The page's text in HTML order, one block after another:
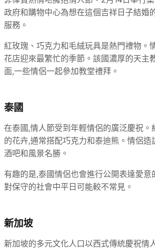
政府和購物中心為想在這個吉祥日子結婚
服務。
紅玫瑰、巧克力和毛絨玩具是熱門禮物。
花店迎來最繁忙的季節。該國濃厚的天主
面,一些情侶一起參加教堂禮拜。
泰國
在泰國,情人節受到年輕情侶的廣泛慶祝。
的花卉,通常搭配巧克力和泰迪熊。情侶造
酒吧和風景名勝。
有趣的是,泰國情侶也會進行公開表達愛意
對保守的社會中平日可能較不常見。
新加坡
新加坡的多元文化人口以西式傳統慶祝情